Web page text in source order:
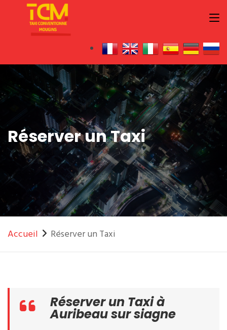
Réserver un Taxi
Accueil Réserver un Taxi
Réserver un Taxi à
Auribeau sur siagne